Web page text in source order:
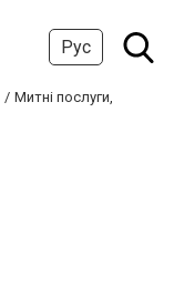
Рус
Митні послуги,